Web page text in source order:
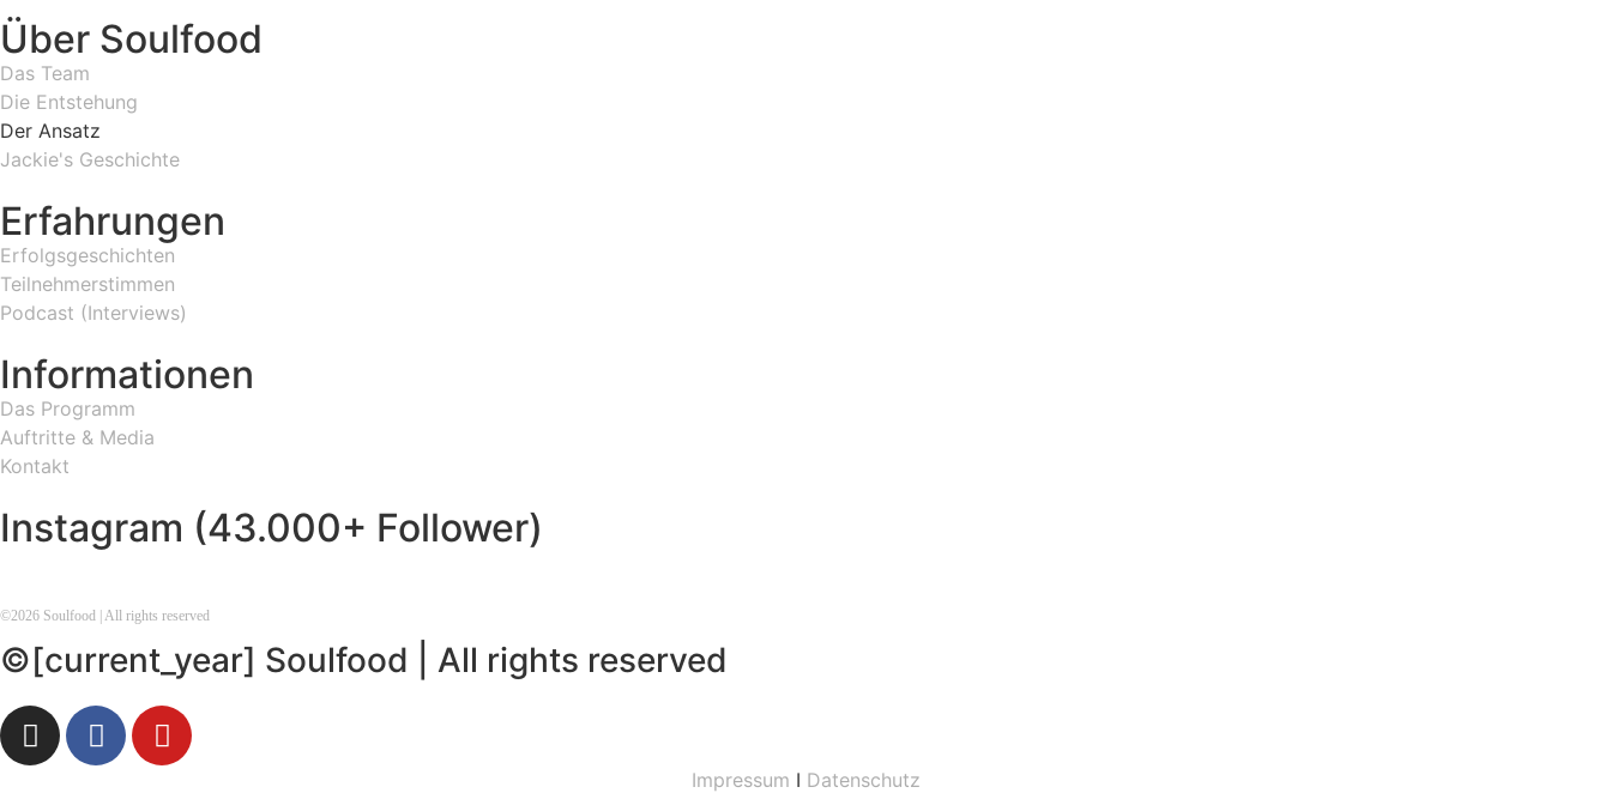
Über Soulfood
Das Team
Die Entstehung
Der Ansatz
Jackie's Geschichte
Erfahrungen
Erfolgsgeschichten
Teilnehmerstimmen
Podcast (Interviews)
Informationen
Das Programm
Auftritte & Media
Kontakt
Instagram (43.000+ Follower)
©2026 Soulfood | All rights reserved
©[current_year] Soulfood | All rights reserved
Impressum I Datenschutz